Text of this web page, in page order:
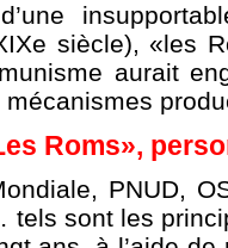
siècle), «les
aurait
Roms»,
PNUD,
tels sont les